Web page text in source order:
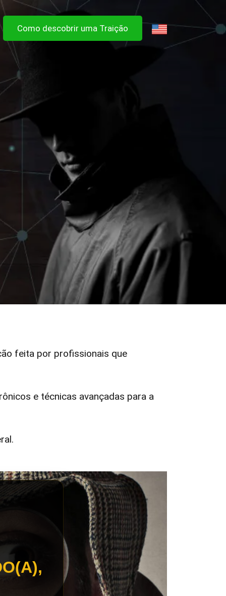
Como descobrir uma Traição
feita por profissionais que
e técnicas avançadas para a